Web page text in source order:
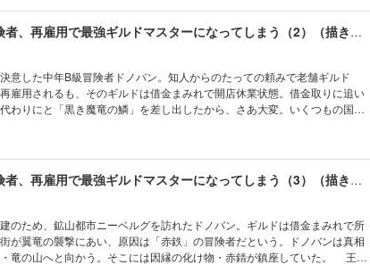
！！ 本作品は『引退したおっさん冒険者、再雇用で最強ギルドマスター
した合本版です。
【合本版】引退したおっさん冒険者、再雇用で最強ギルドマスターになってしまう（2）（描き下ろしおまけ付き）
意した中年B級冒険者ドノバン。知人からのたっての頼みで老舗ギルド
雇用されるも、そのギルドは借金まみれで開店休業状態。借金取りに追い
わりにと「黒き魔竜の鱗」を差し出したから、さあ大変。いくつもの国を
です！！ 【本作品は『引退したおっさん冒険者、再雇用で最強ギルドマス
収録した合本版です。】
【合本版】引退したおっさん冒険者、再雇用で最強ギルドマスターになってしまう（3）（描き下ろしおまけ付き）
のため、鉱山都市ニーベルグを訪れたドノバン。ギルドは借金まみれで所
が翼竜の襲撃にあい、原因は「赤鉄」の冒険者だという。ドノバンは真相
竜の山へと向かう。そこには因縁の化け物・赤錆が鎮座していた。 王道